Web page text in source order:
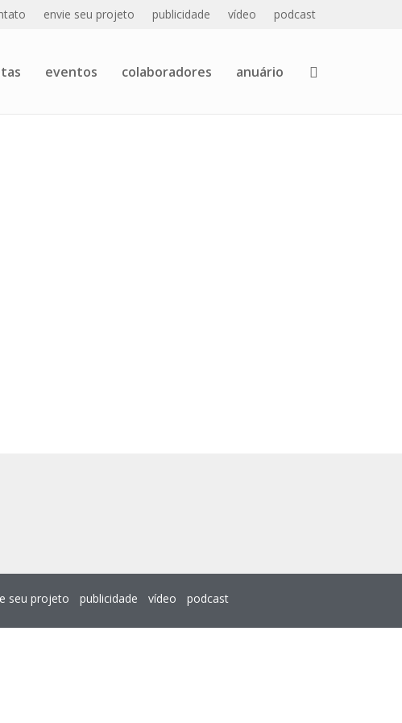
envie seu projeto publicidade vídeo podcast
eventos colaboradores anuário
seu projeto publicidade vídeo podcast